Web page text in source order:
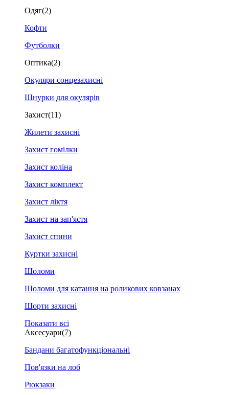
Одяг(2)
Кофти
Футболки
Оптика(2)
Окуляри сонцезахисні
Шнурки для окулярів
Захист(11)
Жилети захисні
Захист гомілки
Захист коліна
Захист комплект
Захист ліктя
Захист на зап'ястя
Захист спини
Куртки захисні
Шоломи
Шоломи для катання на роликових ковзанах
Шорти захисні
Показати всі
Аксесуари(7)
Бандани багатофункціональні
Пов'язки на лоб
Рюкзаки